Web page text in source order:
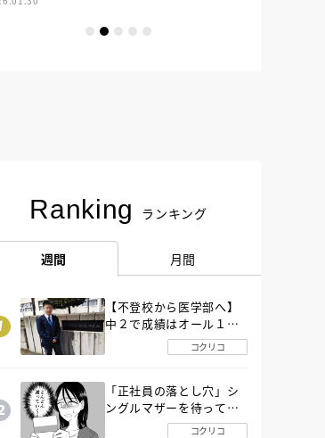
Ranking ランキング
週間 月間
【不登校から医学部へ】
中２で成績はオール１
「昼夜逆転」したわが子
を”夜遊び”に連れ出した
コクリコ
「正社員の落とし穴」シ
ングルマザーを待ってい
た“魔の２年間”【後編】
コクリコ